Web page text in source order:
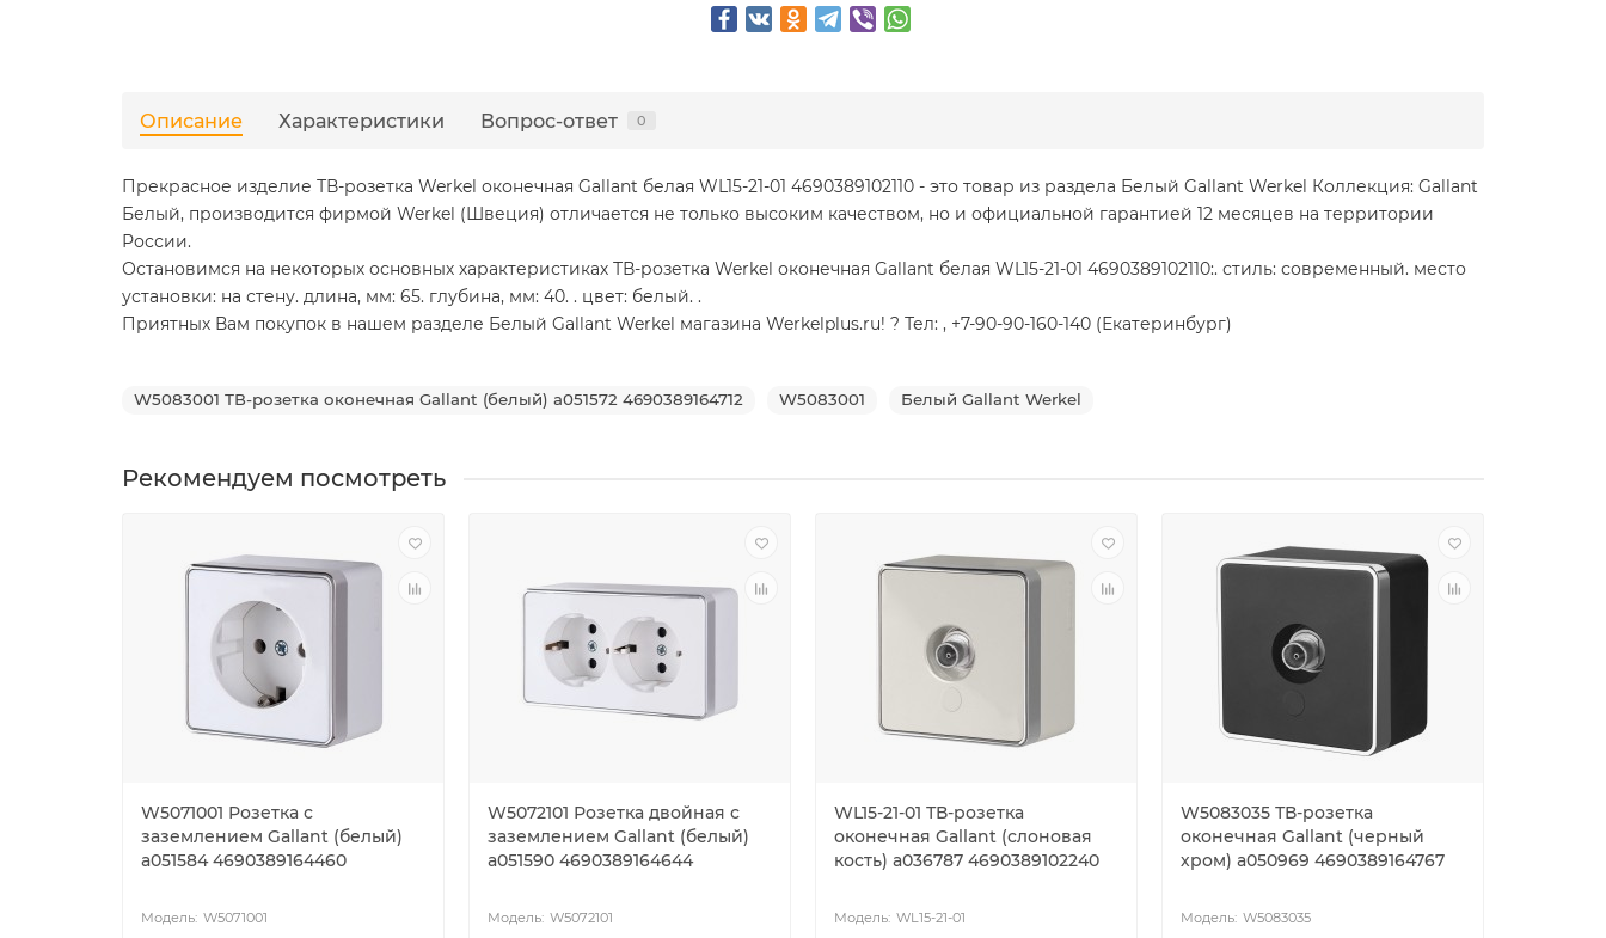
Описание Характеристики Вопрос-ответ 0
Прекрасное изделие ТВ-розетка Werkel оконечная Gallant белая WL15-21-01 4690389102110 - это товар из раздела Белый Gallant Werkel Коллекция: Gallant
Белый, производится фирмой Werkel (Швеция) отличается не только высоким качеством, но и официальной гарантией 12 месяцев на территории
России.
Остановимся на некоторых основных характеристиках ТВ-розетка Werkel оконечная Gallant белая WL15-21-01 4690389102110:. стиль: современный. место
установки: на стену. длина, мм: 65. глубина, мм: 40. . цвет: белый. .
Приятных Вам покупок в нашем разделе Белый Gallant Werkel магазина Werkelplus.ru! ? Тел: , +7-90-90-160-140 (Екатеринбург)
W5083001 ТВ-розетка оконечная Gallant (белый) a051572 4690389164712 W5083001 Белый Gallant Werkel
Рекомендуем посмотреть
W5071001 Розетка с
заземлением Gallant (белый)
a051584 4690389164460
W5071001
W5072101 Розетка двойная с
заземлением Gallant (белый)
a051590 4690389164644
W5072101
WL15-21-01 ТВ-розетка
оконечная Gallant (слоновая
кость) a036787 4690389102240
WL15-21-01
W5083035 ТВ-розетка
оконечная Gallant (черный
хром) a050969 4690389164767
W5083035